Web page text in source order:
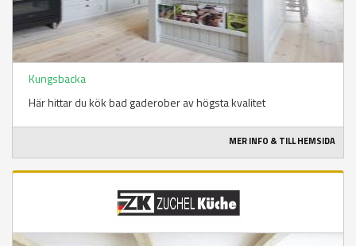
Kungsbacka
Här hittar du kök bad gaderober av högsta kvalitet
MER INFO & TILL HEMSIDA